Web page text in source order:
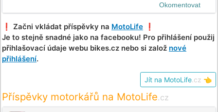
Okomentovat
❗️ Začni vkládat příspěvky na MotoLife ❗️
Je to stejně snadné jako na facebooku! Pro přihlášení použij
přihlašovací údaje webu bikes.cz nebo si založ nové
přihlášení.
Jít na MotoLife .cz 👈
Příspěvky motorkářů na MotoLife.cz